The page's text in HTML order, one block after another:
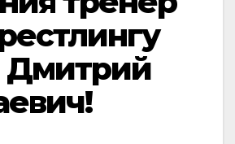
Дмитрий